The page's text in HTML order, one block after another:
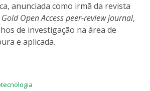
anunciada como irmã da revista
Gold Open Access peer-review journal,
de investigação na área de
e aplicada.